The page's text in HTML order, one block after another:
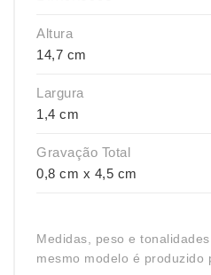
Altura
14,7 cm
Largura
1,4 cm
Gravação Total
0,8 cm x 4,5 cm
Medidas, peso e
mesmo modelo é produzido